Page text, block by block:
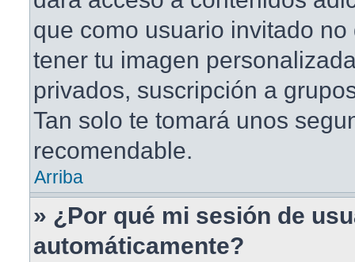
que como usuario invitado
tener tu imagen
privados, suscripción a
Tan solo te tomará unos
recomendable.
Arriba
» ¿Por qué mi sesión de
automáticamente?